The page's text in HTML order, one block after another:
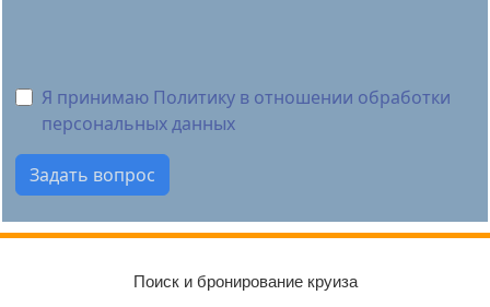
Я принимаю Политику в отношении обработки
персональных данных
Поиск и бронирование круиза